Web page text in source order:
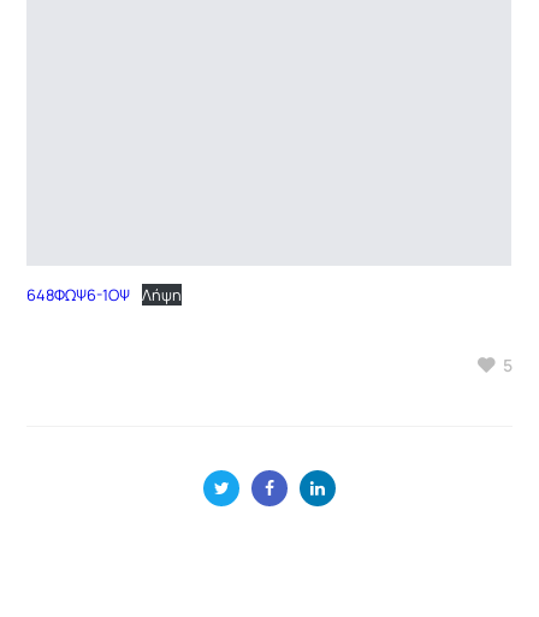
648ΦΩΨ6-1ΟΨ Λήψη
5